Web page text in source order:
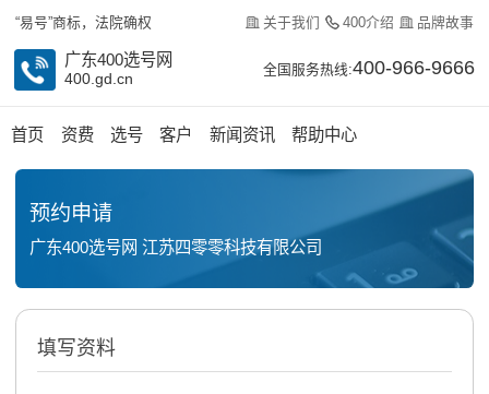
“易号”商标，法院确权 关于我们 400介绍 品牌故事
广东400选号网
400.gd.cn
全国服务热线:400-966-9666
首页 资费 选号 客户 新闻资讯 帮助中心
预约申请
广东400选号网 江苏四零零科技有限公司
填写资料